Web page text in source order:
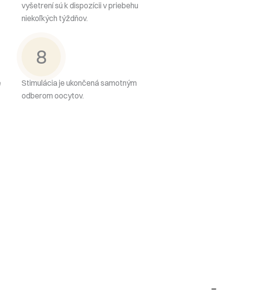
vyšetrení sú k dispozícii v priebehu
niekoľkých týždňov.
8
Stimulácia je ukončená samotným
odberom oocytov.